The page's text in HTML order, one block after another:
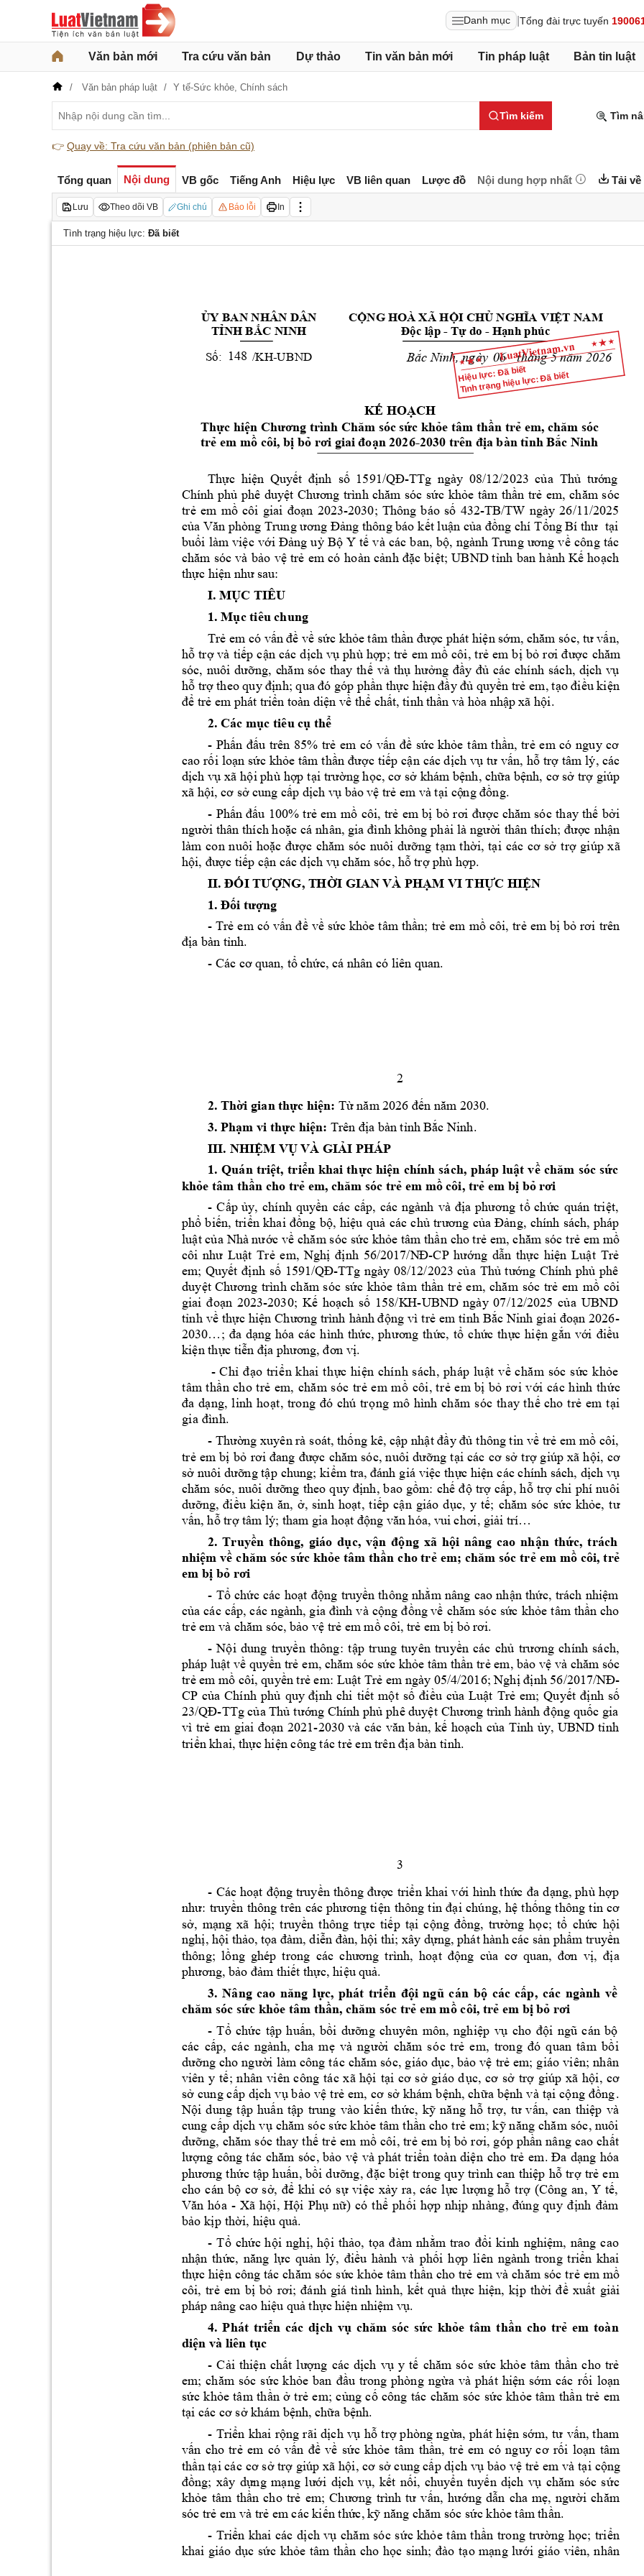
Danh mục Tổng đài trực tuyến
Văn bản mới Tra cứu văn bản Dự thảo Tin văn bản mới Tin pháp luật Bản tin luật
Văn bản pháp luật Y tế-Sức khỏe, Chính sách
Tìm kiếm Tìm
👉 Quay về: Tra cứu văn bản (phiên bản cũ)
Tổng quan Nội dung VB gốc Tiếng Anh Hiệu lực VB liên quan Lược đồ Nội dung hợp nhất Tải về
Lưu Theo dõi VB Ghi chú Báo lỗi In
Tình trạng hiệu lực: Đã biết
Hiệu lực: Đã biết
Tình trạng hiệu lực: Đã biết
ỦY BAN NHÂN DÂN
TỈNH BẮC NINH
Số:          /KH-UBND
CỘNG HOÀ XÃ HỘI CHỦ NGHĨA VIỆT NAM
Độc lập - Tự do - Hạnh phúc
Bắc Ninh, ngày
     tháng 5
năm 2026
KẾ HOẠCH
Thực hiện Chương trình Chăm sóc sức khỏe tâm thần trẻ em, chăm sóc
trẻ em mồ côi, bị bỏ rơi giai đoạn 2026-2030 trên địa bàn tỉnh Bắc Ninh
Thực  hiện Quyết định  số 1591/QĐ-TTg ngày 08/12/2023 của Thủ tướng
Chính phủ phê duyệt Chương trình chăm sóc sức khỏe tâm thần trẻ em, chăm sóc
trẻ em mồ côi giai đoạn 2023-2030; Thông báo số 432-TB/TW ngày 26/11/2025
của Văn phòng Trung ương Đảng thông báo kết luận của đồng chí Tổng Bí thư tại
buổi làm việc với Đảng uỷ Bộ Y tế và các ban, bộ, ngành Trung ương về công tác
chăm sóc và bảo vệ trẻ em có hoàn cảnh đặc biệt; UBND tỉnh ban hành Kế hoạch
thực hiện như sau:
I. MỤC TIÊU
1. Mục tiêu chung
Trẻ em có vấn đề về sức khỏe tâm thần được phát hiện sớm, chăm sóc, tư vấn,
hỗ trợ và tiếp cận các dịch vụ phù hợp; trẻ em mồ côi, trẻ em bị bỏ rơi được chăm
sóc, nuôi dưỡng, chăm sóc thay thế và thụ hưởng đầy đủ các chính sách, dịch vụ
hỗ trợ theo quy định; qua đó góp phần thực hiện đầy đủ quyền trẻ em, tạo điều kiện
để trẻ em phát triển toàn diện về thể chất, tinh thần và hòa nhập xã hội.
2. Các mục tiêu cụ thể
- Phấn đấu trên 85% trẻ em có vấn đề sức khỏe tâm thần, trẻ em có nguy cơ
cao rối loạn sức khỏe tâm thần được tiếp cận các dịch vụ tư vấn, hỗ trợ tâm lý, các
dịch vụ xã hội phù hợp tại trường học, cơ sở khám bệnh, chữa bệnh, cơ sở trợ giúp
xã hội, cơ sở cung cấp dịch vụ bảo vệ trẻ em và tại cộng đồng.
- Phấn đấu 100% trẻ em mồ côi, trẻ em bị bỏ rơi được chăm sóc thay thế bởi
người thân thích hoặc cá nhân, gia đình không phải là người thân thích; được nhận
làm con nuôi hoặc được chăm sóc nuôi dưỡng tạm thời, tại các cơ sở trợ giúp xã
hội, được tiếp cận các dịch vụ chăm sóc, hỗ trợ phù hợp.
II. ĐỐI TƯỢNG, THỜI GIAN VÀ PHẠM VI THỰC HIỆN
1. Đối tượng
- Trẻ em có vấn đề về sức khỏe tâm thần; trẻ em mồ côi, trẻ em bị bỏ rơi trên
địa bàn tỉnh.
- Các cơ quan, tổ chức, cá nhân có liên quan.
148 06
2
2. Thời gian thực hiện: Từ năm 2026 đến năm 2030.
3. Phạm vi thực hiện: Trên địa bàn tỉnh Bắc Ninh.
III. NHIỆM VỤ VÀ GIẢI PHÁP
1. Quán triệt, triển khai thực hiện chính sách, pháp luật về chăm sóc sức
khỏe tâm thần cho trẻ em, chăm sóc trẻ em mồ côi, trẻ em bị bỏ rơi
- Cấp ủy, chính quyền các cấp, các ngành và địa phương tổ chức quán triệt,
phổ biến, triển khai đồng bộ, hiệu quả các chủ trương của Đảng, chính sách, pháp
luật của Nhà nước về chăm sóc sức khỏe tâm thần cho trẻ em, chăm sóc trẻ em mồ
côi như Luật Trẻ em, Nghị định 56/2017/NĐ-CP hướng dẫn thực hiện Luật Trẻ
em; Quyết định số 1591/QĐ-TTg ngày 08/12/2023 của Thủ tướng Chính phủ phê
duyệt Chương trình chăm sóc sức khỏe tâm thần trẻ em, chăm sóc trẻ em mồ côi
giai đoạn 2023-2030; Kế hoạch số 158/KH-UBND ngày 07/12/2025 của UBND
tỉnh về thực hiện Chương trình hành động vì trẻ em tỉnh Bắc Ninh giai đoạn 2026-
2030…; đa dạng hóa các hình thức, phương thức, tổ chức thực hiện gắn với điều
kiện thực tiễn địa phương, đơn vị.
- Chỉ đạo triển khai thực hiện chính sách, pháp luật về chăm sóc sức khỏe
tâm thần cho trẻ em, chăm sóc trẻ em mồ côi, trẻ em bị bỏ rơi với các hình thức
đa dạng, linh hoạt, trong đó chú trọng mô hình chăm sóc thay thế cho trẻ em tại
gia đình.
- Thường xuyên rà soát, thống kê, cập nhật đầy đủ thông tin về trẻ em mồ côi,
trẻ em bị bỏ rơi đang được chăm sóc, nuôi dưỡng tại các cơ sở trợ giúp xã hội, cơ
sở nuôi dưỡng tập chung; kiểm tra, đánh giá việc thực hiện các chính sách, dịch vụ
chăm sóc, nuôi dưỡng theo quy định, bao gồm: chế độ trợ cấp, hỗ trợ chi phí nuôi
dưỡng, điều kiện ăn, ở, sinh hoạt, tiếp cận giáo dục, y tế; chăm sóc sức khỏe, tư
vấn, hỗ trợ tâm lý; tham gia hoạt động văn hóa, vui chơi, giải trí…
2. Truyền thông, giáo dục, vận động xã hội nâng cao nhận thức, trách
nhiệm về chăm sóc sức khỏe tâm thần cho trẻ em; chăm sóc trẻ em mồ côi, trẻ
em bị bỏ rơi
- Tổ chức các hoạt động truyền thông nhằm nâng cao nhận thức, trách nhiệm
của các cấp, các ngành, gia đình và cộng đồng về chăm sóc sức khỏe tâm thần cho
trẻ em và chăm sóc, bảo vệ trẻ em mồ côi, trẻ em bị bỏ rơi.
- Nội dung truyền thông: tập trung tuyên truyền các chủ trương chính sách,
pháp luật về quyền trẻ em, chăm sóc sức khỏe tâm thần trẻ em, bảo vệ và chăm sóc
trẻ em mồ côi, quyền trẻ em: Luật Trẻ em ngày 05/4/2016; Nghị định 56/2017/NĐ-
CP của Chính phủ quy định chi tiết một số điều của Luật Trẻ em; Quyết định số
23/QĐ-TTg của Thủ tướng Chính phủ phê duyệt Chương trình hành động quốc gia
vì trẻ em giai đoạn 2021-2030 và các văn bản, kế hoạch của Tỉnh ủy, UBND tỉnh
triển khai, thực hiện công tác trẻ em trên địa bàn tỉnh.
3
- Các hoạt động truyền thông được triển khai với hình thức đa dạng, phù hợp
như: truyền thông trên các phương tiện thông tin đại chúng, hệ thống thông tin cơ
sở, mạng xã hội; truyền thông trực tiếp tại cộng đồng, trường học; tổ chức hội
nghị, hội thảo, tọa đàm, diễn đàn, hội thi; xây dựng, phát hành các sản phẩm truyền
thông; lồng ghép trong các chương trình, hoạt động của cơ quan, đơn vị, địa
phương, bảo đảm thiết thực, hiệu quả.
3. Nâng cao năng lực, phát triển đội ngũ cán bộ các cấp, các ngành về
chăm sóc sức khỏe tâm thần, chăm sóc trẻ em mồ côi, trẻ em bị bỏ rơi
- Tổ chức tập huấn, bồi dưỡng chuyên môn, nghiệp vụ cho đội ngũ cán bộ
các cấp, các ngành, cha mẹ và người chăm sóc trẻ em, trong đó quan tâm bồi
dưỡng cho người làm công tác chăm sóc, giáo dục, bảo vệ trẻ em; giáo viên; nhân
viên y tế; nhân viên công tác xã hội tại cơ sở giáo dục, cơ sở trợ giúp xã hội, cơ
sở cung cấp dịch vụ bảo vệ trẻ em, cơ sở khám bệnh, chữa bệnh và tại cộng đồng.
Nội dung tập huấn tập trung vào kiến thức, kỹ năng hỗ trợ, tư vấn, can thiệp và
cung cấp dịch vụ chăm sóc sức khỏe tâm thần cho trẻ em; kỹ năng chăm sóc, nuôi
dưỡng, chăm sóc thay thế trẻ em mồ côi, trẻ em bị bỏ rơi, góp phần nâng cao chất
lượng công tác chăm sóc, bảo vệ và phát triển toàn diện cho trẻ em. Đa dạng hóa
phương thức tập huấn, bồi dưỡng, đặc biệt trong quy trình can thiệp hỗ trợ trẻ em
cho cán bộ cơ sở, để khi có sự việc xảy ra, các lực lượng hỗ trợ (Công an, Y tế,
Văn hóa - Xã hội, Hội Phụ nữ) có thể phối hợp nhịp nhàng, đúng quy định đảm
bảo kịp thời, hiệu quả.
- Tổ chức hội nghị, hội thảo, tọa đàm nhằm trao đổi kinh nghiệm, nâng cao
nhận thức, năng lực quản lý, điều hành và phối hợp liên ngành trong triển khai
thực hiện công tác chăm sóc sức khỏe tâm thần cho trẻ em và chăm sóc trẻ em mồ
côi, trẻ em bị bỏ rơi; đánh giá tình hình, kết quả thực hiện, kịp thời đề xuất giải
pháp nâng cao hiệu quả thực hiện nhiệm vụ.
4. Phát triển các dịch vụ chăm sóc sức khỏe tâm thần cho trẻ em toàn
diện và liên tục
- Cải thiện chất lượng các dịch vụ y tế chăm sóc sức khỏe tâm thần cho trẻ
em; chăm sóc sức khỏe ban đầu trong phòng ngừa và phát hiện sớm các rối loạn
sức khỏe tâm thần ở trẻ em; củng cố công tác chăm sóc sức khỏe tâm thần trẻ em
tại các cơ sở khám bệnh, chữa bệnh.
- Triển khai rộng rãi dịch vụ hỗ trợ phòng ngừa, phát hiện sớm, tư vấn, tham
vấn cho trẻ em có vấn đề về sức khỏe tâm thần, trẻ em có nguy cơ rối loạn tâm
thần tại các cơ sở trợ giúp xã hội, cơ sở cung cấp dịch vụ bảo vệ trẻ em và tại cộng
đồng; xây dựng mạng lưới dịch vụ, kết nối, chuyển tuyến dịch vụ chăm sóc sức
khỏe tâm thần cho trẻ em; Chương trình tư vấn, hướng dẫn cha mẹ, người chăm
sóc trẻ em và trẻ em các kiến thức, kỹ năng chăm sóc sức khỏe tâm thần.
- Triển khai các dịch vụ chăm sóc sức khỏe tâm thần trong trường học; triển
khai giáo dục sức khỏe tâm thần cho học sinh; đào tạo mạng lưới giáo viên, nhân